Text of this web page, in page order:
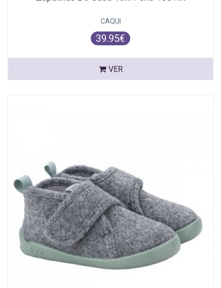
CAQUI
39.95€
VER